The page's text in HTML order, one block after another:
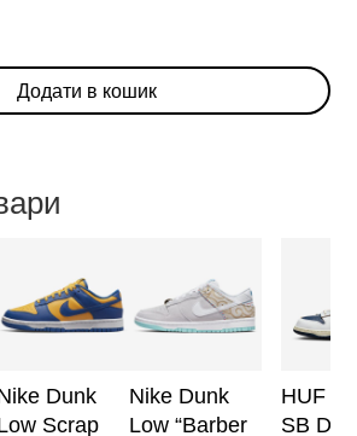
Додати в кошик
Dunk
Scrap
Nike Dunk
Low “Barber
HUF x
SB